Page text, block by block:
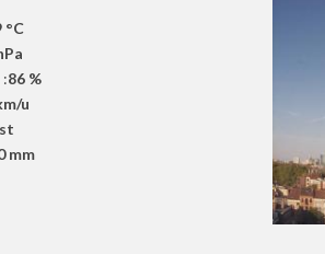
°C
86 %
u
mm